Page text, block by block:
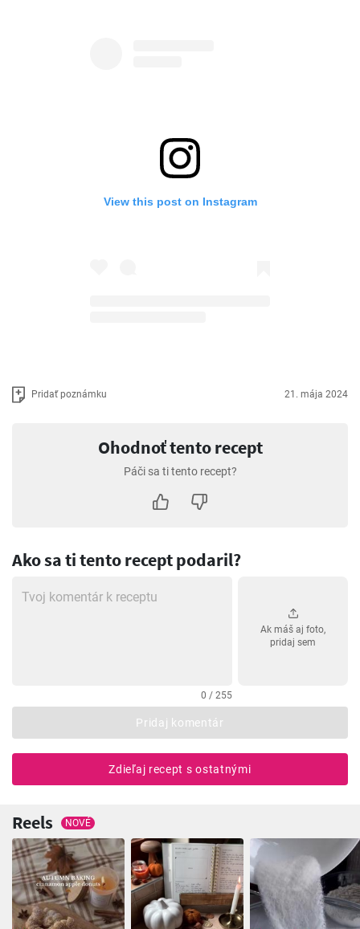
View this post on Instagram
Pridať poznámku 21. mája 2024
Ohodnoť tento recept
Páči sa ti tento recept?
Ako sa ti tento recept podaril?
0 / 255
Ak máš aj foto,
pridaj sem
Pridaj komentár
Zdieľaj recept s ostatnými
Reels NOVÉ